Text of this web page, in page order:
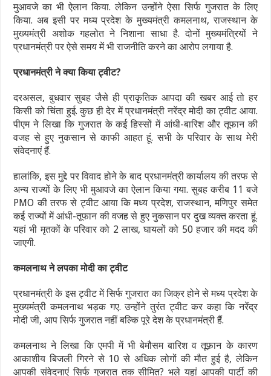
मुआवजे का भी ऐलान किया. लेकिन उन्होंने ऐसा सिर्फ गुजरात के लिए
किया. अब इसी पर मध्य प्रदेश के मुख्यमंत्री कमलनाथ, राजस्थान के
मुख्यमंत्री अशोक गहलोत ने निशाना साधा है. दोनों मुख्यमंत्रियों ने
प्रधानमंत्री पर ऐसे समय में भी राजनीति करने का आरोप लगाया है.
प्रधानमंत्री ने क्या किया ट्वीट?
दरअसल, बुधवार सुबह जैसे ही प्राकृतिक आपदा की खबर आई तो हर
किसी को चिंता हुई. कुछ ही देर में प्रधानमंत्री नरेंद्र मोदी का ट्वीट आया.
पीएम ने लिखा कि गुजरात के कई हिस्सों में आंधी-बारिश और तूफान की
वजह से हुए नुकसान से काफी आहत हूं. सभी के परिवार के साथ मेरी
संवेदनाएं हैं.
हालांकि, इस मुद्दे पर विवाद होने के बाद प्रधानमंत्री कार्यालय की तरफ से
अन्य राज्यों के लिए भी मुआवजे का ऐलान किया गया. सुबह करीब 11 बजे
PMO की तरफ से ट्वीट आया कि मध्य प्रदेश, राजस्थान, मणिपुर समेत
कई राज्यों में आंधी-तूफान की वजह से हुए नुकसान पर दुख व्यक्त करता हूं.
यहां भी मृतकों के परिवार को 2 लाख, घायलों को 50 हजार की मदद की
जाएगी.
कमलनाथ ने लपका मोदी का ट्वीट
प्रधानमंत्री के इस ट्वीट में सिर्फ गुजरात का जिक्र होने से मध्य प्रदेश के
मुख्यमंत्री कमलनाथ भड़क गए. उन्होंने तुरंत ट्वीट कर कहा कि नरेंद्र
मोदी जी, आप सिर्फ गुजरात नहीं बल्कि पूरे देश के प्रधानमंत्री हैं.
कमलनाथ ने लिखा कि एमपी में भी बेमौसम बारिश व तूफ़ान के कारण
आकाशीय बिजली गिरने से 10 से अधिक लोगों की मौत हुई है, लेकिन
आपकी संवेदनाएं सिर्फ गुजरात तक सीमित? भले यहां आपकी पार्टी की